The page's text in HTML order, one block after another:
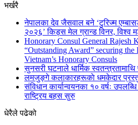
भर्खरै
नेपालका देव जैसवाल बने ‘टुरिज्म
२०२६’ किड्स मेल ग्रान्ड विनर, विश्व
Honorary Consul General Rajesh
“Outstanding Award” securing the
Vietnam’s Honorary Consuls
सुनसरी घटनाले धार्मिक स्वतन्त्रतामाथि
लमजुङ्गे कलाकारहरूकाे धमकेदार
संविधान कार्यान्वयनका १० वर्षः
राष्ट्रिय बहस सुरु
धेरैले पढेको